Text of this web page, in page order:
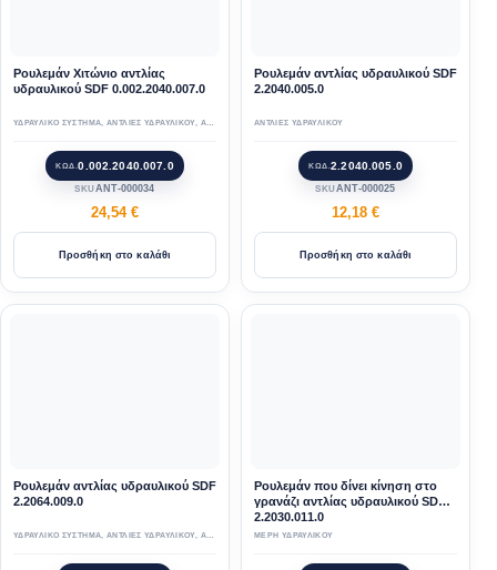
Ρουλεμάν Χιτώνιο αντλίας
υδραυλικού SDF 0.002.2040.007.0
ΥΔΡΑΥΛΙΚΟ ΣΥΣΤΗΜΑ ,ΑΝΤΛΙΕΣ ΥΔΡΑΥΛΙΚΟΥ, ΑΝΤΑΛΛΑΚΤΙΚΑ
ΚΩΔ.0.002.2040.007.0
SKUANT-000034
24,54 €
Προσθήκη στο καλάθι
Ρουλεμάν αντλίας υδραυλικού SDF
2.2040.005.0
ΑΝΤΛΙΕΣ ΥΔΡΑΥΛΙΚΟΥ
ΚΩΔ.2.2040.005.0
SKUΑΝΤ-000025
12,18 €
Προσθήκη στο καλάθι
Ρουλεμάν αντλίας υδραυλικού SDF
2.2064.009.0
ΥΔΡΑΥΛΙΚΟ ΣΥΣΤΗΜΑ ,ΑΝΤΛΙΕΣ ΥΔΡΑΥΛΙΚΟΥ, ΑΝΤΑΛΛΑΚΤΙΚΑ
Ρουλεμάν που δίνει κίνηση στο
γρανάζι αντλίας υδραυλικού SDF
2.2030.011.0
ΜΕΡΗ ΥΔΡΑΥΛΙΚΟΥ